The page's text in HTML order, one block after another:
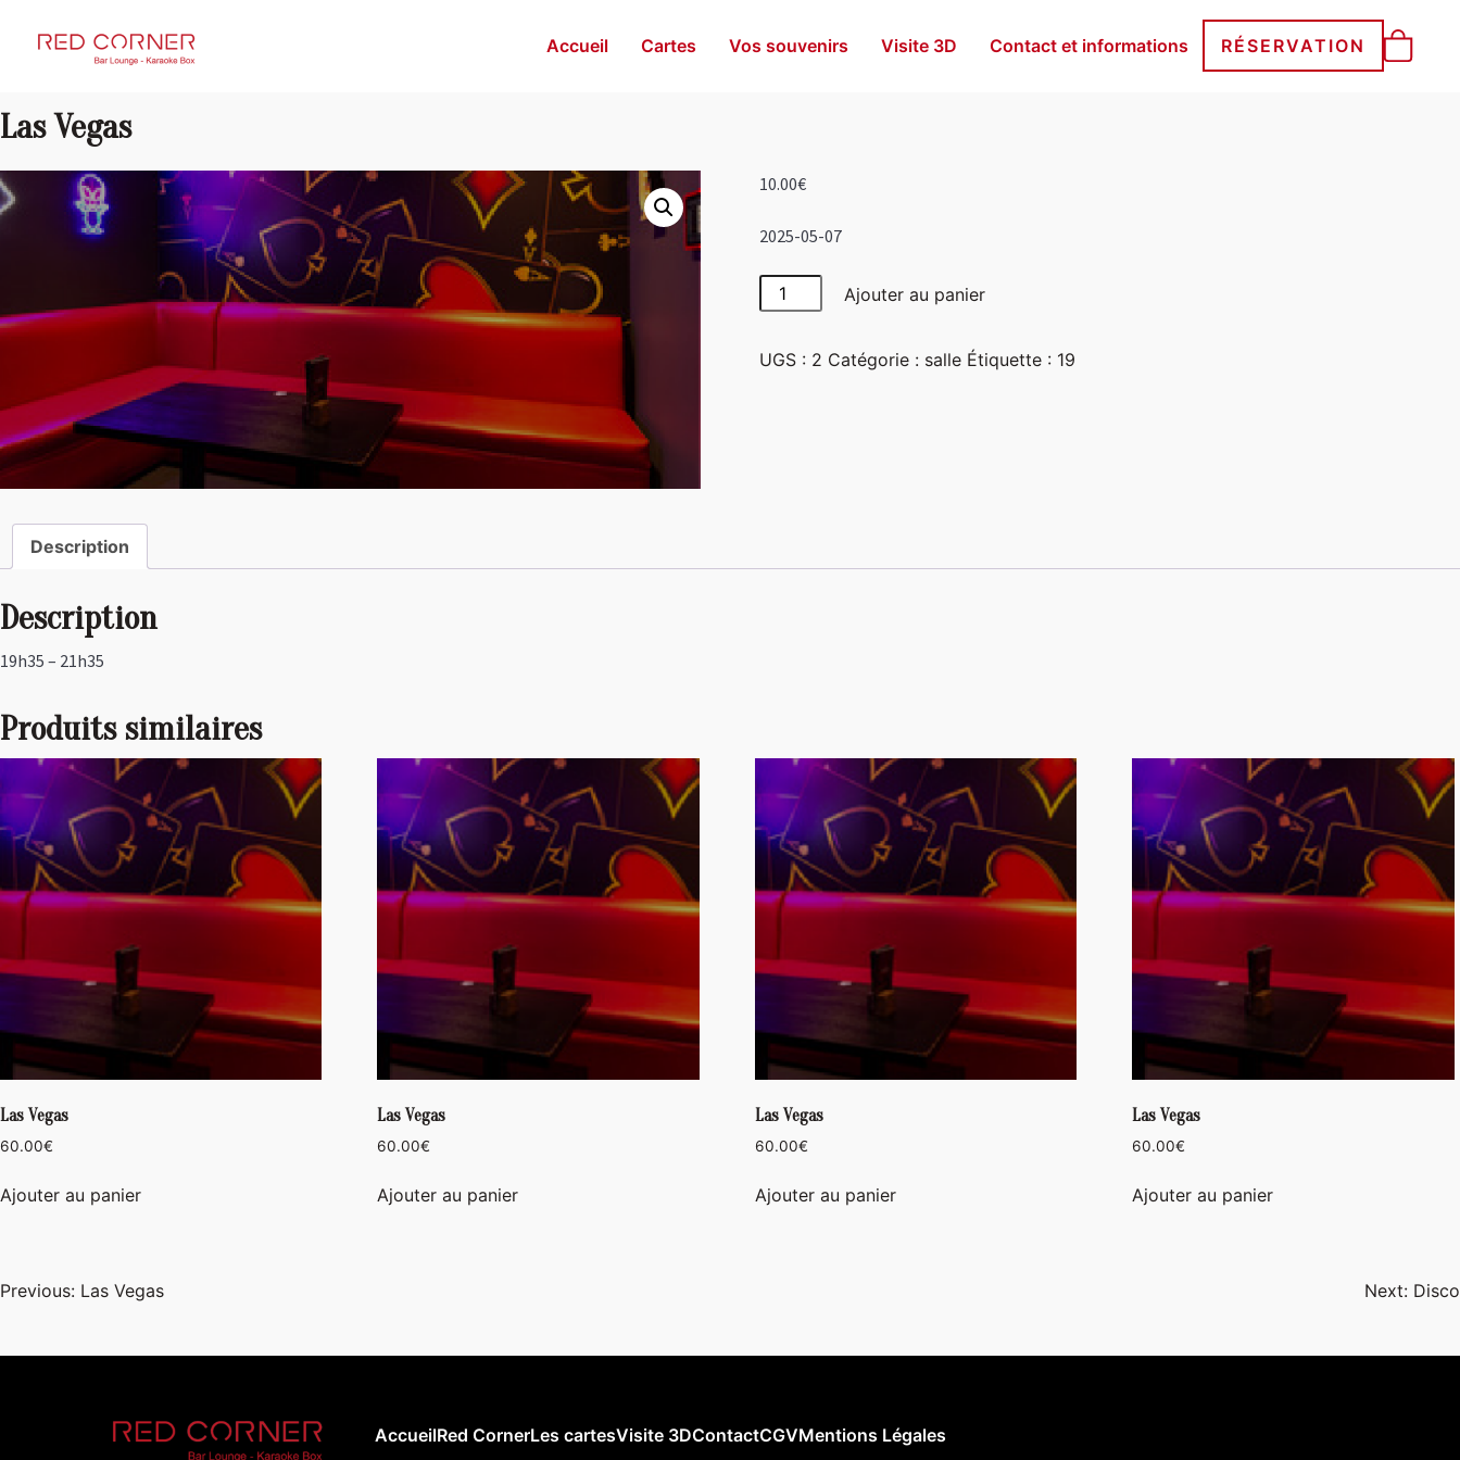
RED CORNER Accueil Cartes Vos souvenirs Visite 3D Contact et informations RÉSERVATION
Las Vegas
10.00€
2025-05-07
quantité
de
Vegas
Ajouter au panier
UGS : 2 Catégorie : salle Étiquette : 19
Description
Description
19h35 – 21h35
Produits similaires
Las Vegas
60.00€
Ajouter au panier
Las Vegas
60.00€
Ajouter au panier
Las Vegas
60.00€
Ajouter au panier
Las Vegas
60.00€
Ajouter au panier
Navigation
Previous: Las Vegas Next: Disco
AccueilRed CornerLes cartesVisite 3DContactCGVMentions Légales